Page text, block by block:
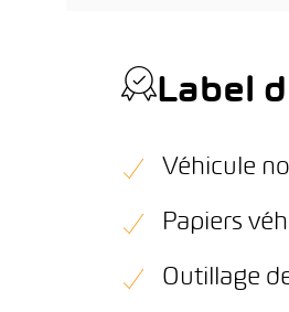
Label
Véhicule
Papiers
Outillage